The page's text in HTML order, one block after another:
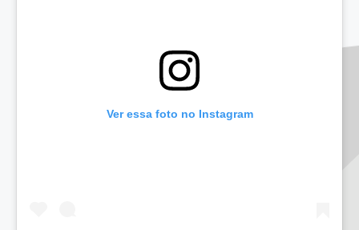
Ver essa foto no Instagram